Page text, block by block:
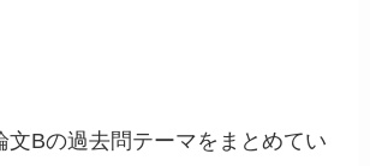
文Bの過去問テーマをまとめてい